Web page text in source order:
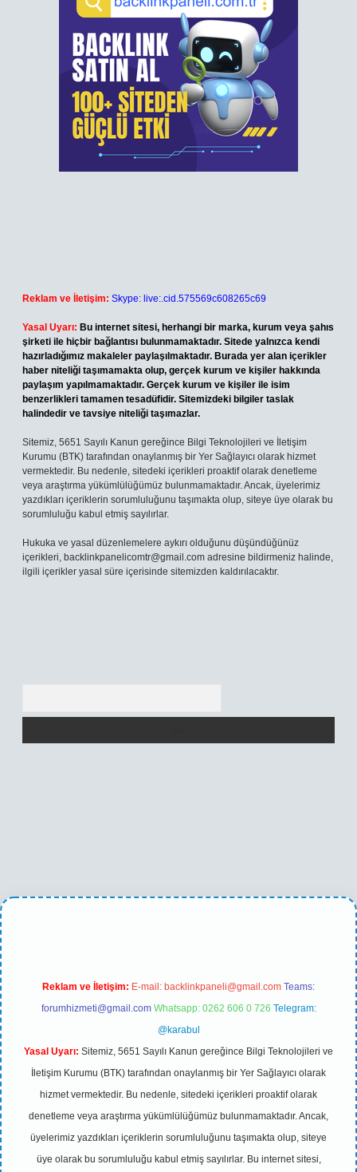
Reklam ve İletişim: Skype: live:.cid.575569c608265c69
Yasal Uyarı: Bu internet sitesi, herhangi bir marka, kurum veya şahıs
şirketi ile hiçbir bağlantısı bulunmamaktadır. Sitede yalnızca kendi
hazırladığımız makaleler paylaşılmaktadır. Burada yer alan içerikler
haber niteliği taşımamakta olup, gerçek kurum ve kişiler hakkında
paylaşım yapılmamaktadır. Gerçek kurum ve kişiler ile isim
benzerlikleri tamamen tesadüfidir. Sitemizdeki bilgiler taslak
halindedir ve tavsiye niteliği taşımazlar.
Sitemiz, 5651 Sayılı Kanun gereğince Bilgi Teknolojileri ve İletişim
Kurumu (BTK) tarafından onaylanmış bir Yer Sağlayıcı olarak hizmet
vermektedir. Bu nedenle, sitedeki içerikleri proaktif olarak denetleme
veya araştırma yükümlülüğümüz bulunmamaktadır. Ancak, üyelerimiz
yazdıkları içeriklerin sorumluluğunu taşımakta olup, siteye üye olarak bu
sorumluluğu kabul etmiş sayılırlar.
Hukuka ve yasal düzenlemelere aykırı olduğunu düşündüğünüz
içerikleri, backlinkpanelicomtr@gmail.com adresine bildirmeniz halinde,
ilgili içerikler yasal süre içerisinde sitemizden kaldırılacaktır.
betexper yeni giriş
Reklam ve İletişim: E-mail: backlinkpaneli@gmail.com Teams:
forumhizmeti@gmail.com Whatsapp: 0262 606 0 726 Telegram:
@karabul
Yasal Uyarı: Sitemiz, 5651 Sayılı Kanun gereğince Bilgi Teknolojileri ve
İletişim Kurumu (BTK) tarafından onaylanmış bir Yer Sağlayıcı olarak
hizmet vermektedir. Bu nedenle, sitedeki içerikleri proaktif olarak
denetleme veya araştırma yükümlülüğümüz bulunmamaktadır. Ancak,
üyelerimiz yazdıkları içeriklerin sorumluluğunu taşımakta olup, siteye
üye olarak bu sorumluluğu kabul etmiş sayılırlar. Bu internet sitesi,